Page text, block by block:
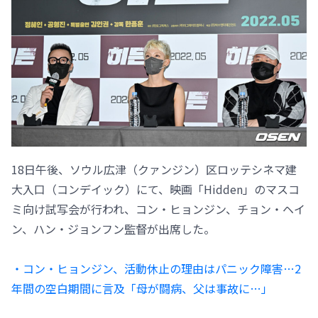
18日午後、ソウル広津（クァンジン）区ロッテシネマ建
大入口（コンデイック）にて、映画「Hidden」のマスコ
ミ向け試写会が行われ、コン・ヒョンジン、チョン・ヘイ
ン、ハン・ジョンフン監督が出席した。
・コン・ヒョンジン、活動休止の理由はパニック障害…2
年間の空白期間に言及「母が闘病、父は事故に…」